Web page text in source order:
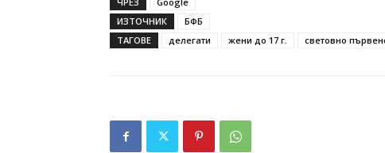
ИЗТОЧНИК
БФБ
ТАГОВЕ
делегати жени до 17 г. световно